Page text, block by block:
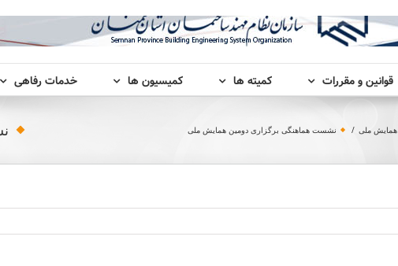
قوانین و مقررات کمیته ها کمیسیون ها خدمات رفاهی
همایش ملی / نشست هماهنگی برگزاری دومین همایش ملی